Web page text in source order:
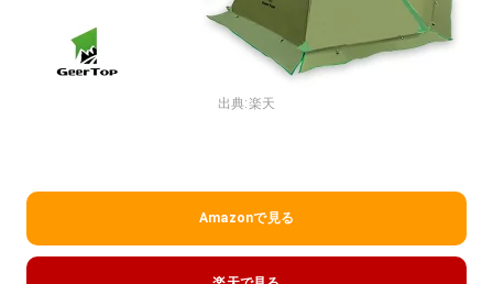
出典:楽天
Amazonで見る